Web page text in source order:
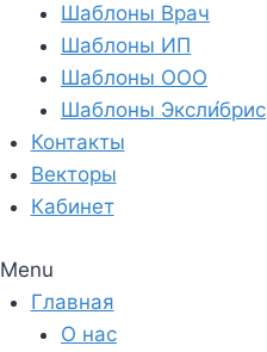
Шаблоны Врач
Шаблоны ИП
Шаблоны ООО
Шаблоны Эксли́брис
Контакты
Векторы
Кабинет
Menu
Главная
О нас